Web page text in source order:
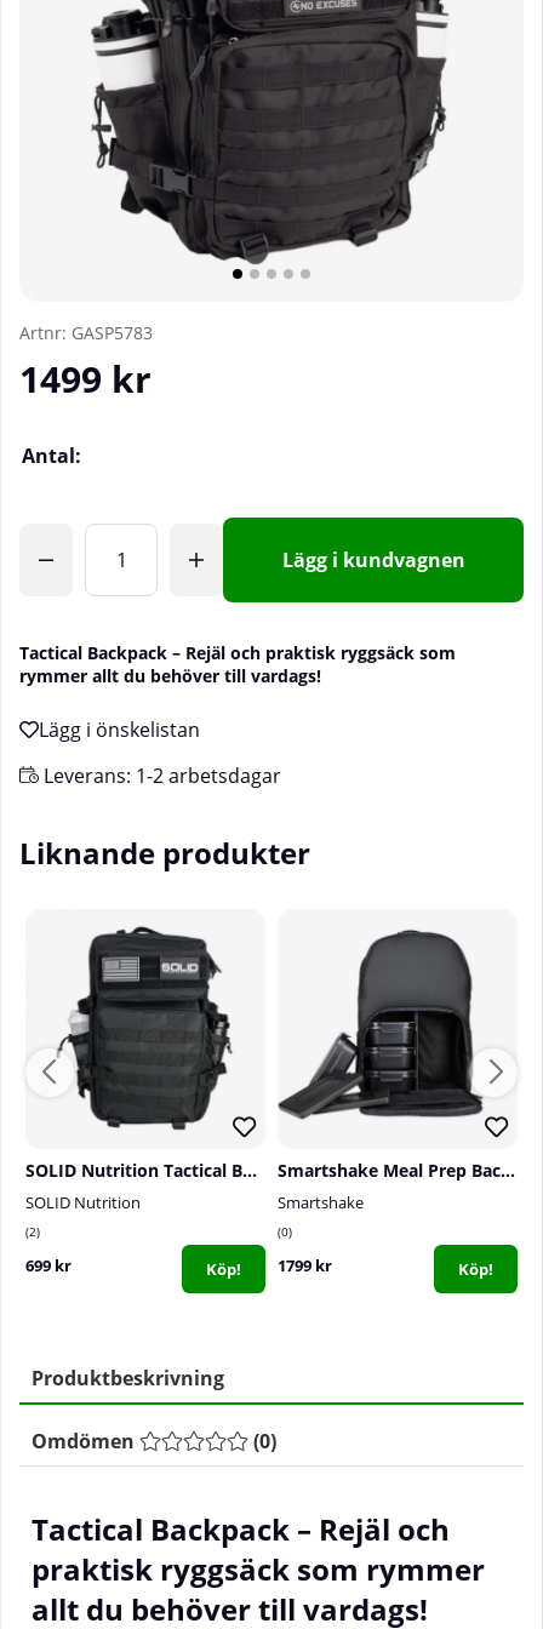
Artnr: GASP5783
1499 kr
Antal:
Lägg i kundvagnen
Tactical Backpack – Rejäl och praktisk ryggsäck som
rymmer allt du behöver till vardags!
Leverans: 1-2 arbetsdagar
Liknande produkter
SOLID Nutrition Tactical Backpack, 45 L
SOLID Nutrition
2
699 kr Köp!
Smartshake Meal Prep Backpack, 22 L, Black
Smartshake
0
1799 kr Köp!
Produktbeskrivning
Omdömen (0)
Tactical Backpack – Rejäl och
praktisk ryggsäck som rymmer
allt du behöver till vardags!